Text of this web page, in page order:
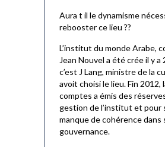
Aura t il le dynamisme
rebooster ce lieu ??
L’institut du monde Arabe,
Jean Nouvel a été crée il y a
c’est J Lang, ministre de la
avoit choisi le lieu. Fin 2012,
comptes a émis des
gestion de l’institut et pour
manque de cohérence dans
gouvernance.